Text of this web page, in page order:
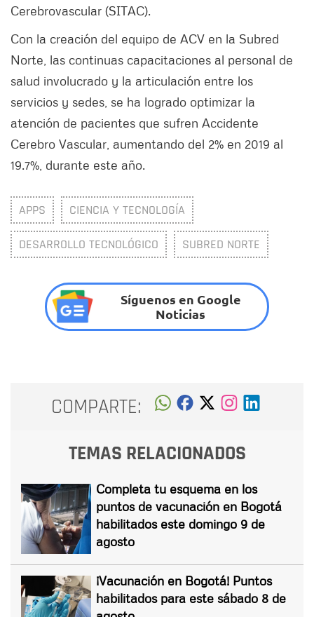
Cerebrovascular (SITAC).
Con la creación del equipo de ACV en la Subred
Norte, las continuas capacitaciones al personal de
salud involucrado y la articulación entre los
servicios y sedes, se ha logrado optimizar la
atención de pacientes que sufren Accidente
Cerebro Vascular, aumentando del 2% en 2019 al
19.7%, durante este año.
APPS CIENCIA Y TECNOLOGÍA
DESARROLLO TECNOLÓGICO SUBRED NORTE
Síguenos en Google
Noticias
COMPARTE:
TEMAS RELACIONADOS
Completa tu esquema en los
puntos de vacunación en Bogotá
habilitados este domingo 9 de
agosto
¡Vacunación en Bogotá! Puntos
habilitados para este sábado 8 de